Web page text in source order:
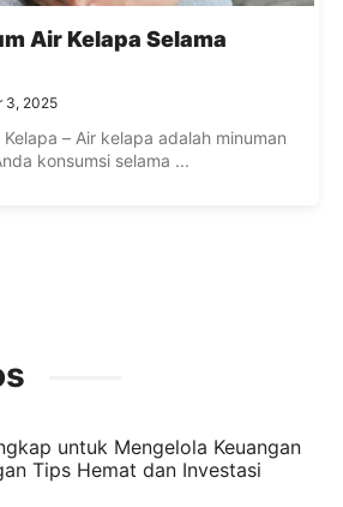
Air Kelapa Selama
3, 2025
– Air kelapa adalah minuman
konsumsi selama ...
untuk Mengelola Keuangan
Tips Hemat dan Investasi